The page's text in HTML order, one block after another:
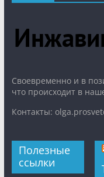
Cвоевременно и в
что происходит в
Контакты:
Полезные
ссылки